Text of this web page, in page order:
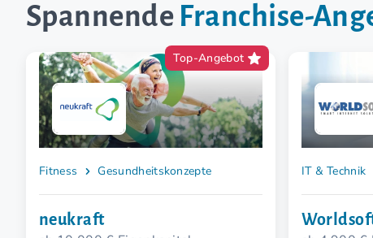
Spannende Franchise-
Top-Angebot
Fitness Gesundheitskonzepte
neukraft
IT & Technik